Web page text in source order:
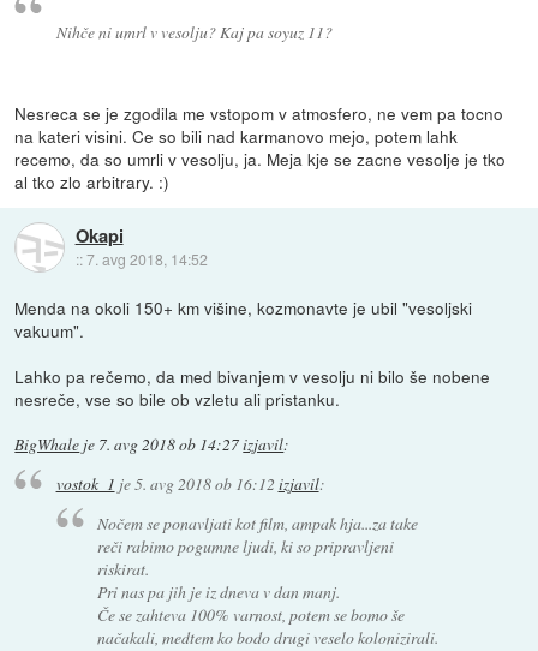
Nihče ni umrl v vesolju? Kaj pa soyuz 11?
Nesreca se je zgodila me vstopom v atmosfero, ne vem pa tocno
na kateri visini. Ce so bili nad karmanovo mejo, potem lahk
recemo, da so umrli v vesolju, ja. Meja kje se zacne vesolje je tko
al tko zlo arbitrary. :)
Okapi
::7. avg 2018, 14:52
Menda na okoli 150+ km višine, kozmonavte je ubil "vesoljski
vakuum".
Lahko pa rečemo, da med bivanjem v vesolju ni bilo še nobene
nesreče, vse so bile ob vzletu ali pristanku.
BigWhale je 7. avg 2018 ob 14:27izjavil:
vostok_1 je5. avg 2018 ob 16:12 izjavil:
Nočem se ponavljati kot film, ampak hja...za take
reči rabimo pogumne ljudi, ki so pripravljeni
riskirat.
Pri nas pa jih je iz dneva v dan manj.
Če se zahteva 100% varnost, potem se bomo še
načakali, medtem ko bodo drugi veselo kolonizirali.